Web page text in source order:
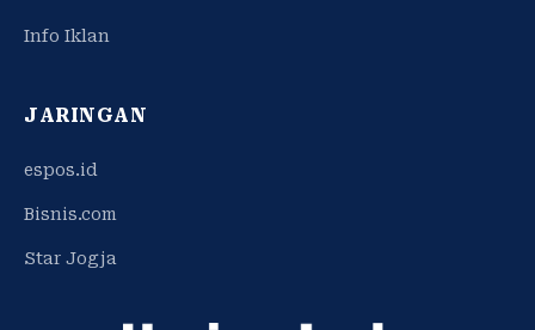
Info Iklan
JARINGAN
espos.id
Bisnis.com
Star Jogja